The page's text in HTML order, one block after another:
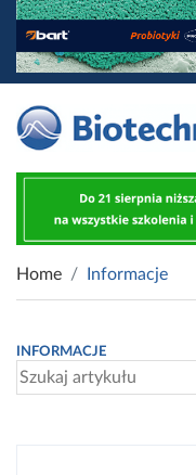
Home Informacje
INFORMACJE